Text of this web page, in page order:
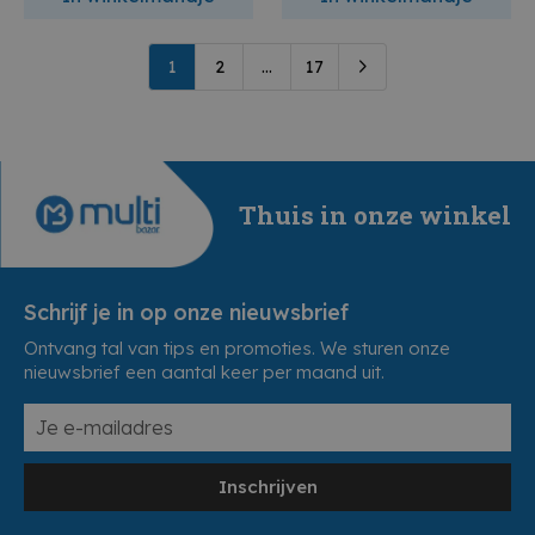
1 2 ... 17
Thuis in onze winkel
Schrijf je in op onze nieuwsbrief
Ontvang tal van tips en promoties. We sturen onze
nieuwsbrief een aantal keer per maand uit.
Inschrijven